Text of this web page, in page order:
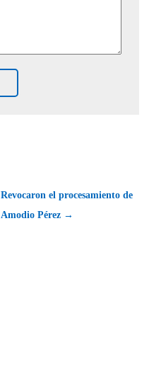
Revocaron el procesamiento de
Amodio Pérez →